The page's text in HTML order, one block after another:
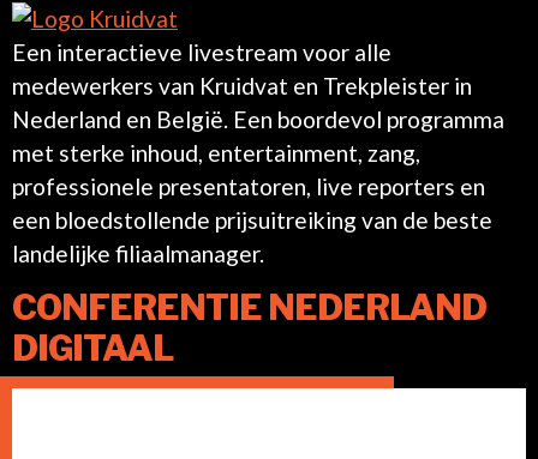
Een interactieve livestream voor alle
medewerkers van Kruidvat en Trekpleister in
Nederland en België. Een boordevol programma
met sterke inhoud, entertainment, zang,
professionele presentatoren, live reporters en
een bloedstollende prijsuitreiking van de beste
landelijke filiaalmanager.
CONFERENTIE NEDERLAND
DIGITAAL